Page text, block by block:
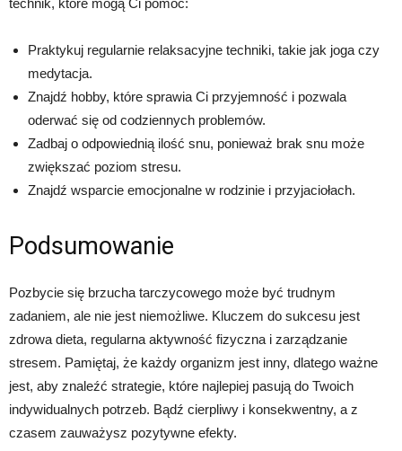
technik, które mogą Ci pomóc:
Praktykuj regularnie relaksacyjne techniki, takie jak joga czy
medytacja.
Znajdź hobby, które sprawia Ci przyjemność i pozwala
oderwać się od codziennych problemów.
Zadbaj o odpowiednią ilość snu, ponieważ brak snu może
zwiększać poziom stresu.
Znajdź wsparcie emocjonalne w rodzinie i przyjaciołach.
Podsumowanie
Pozbycie się brzucha tarczycowego może być trudnym
zadaniem, ale nie jest niemożliwe. Kluczem do sukcesu jest
zdrowa dieta, regularna aktywność fizyczna i zarządzanie
stresem. Pamiętaj, że każdy organizm jest inny, dlatego ważne
jest, aby znaleźć strategie, które najlepiej pasują do Twoich
indywidualnych potrzeb. Bądź cierpliwy i konsekwentny, a z
czasem zauważysz pozytywne efekty.